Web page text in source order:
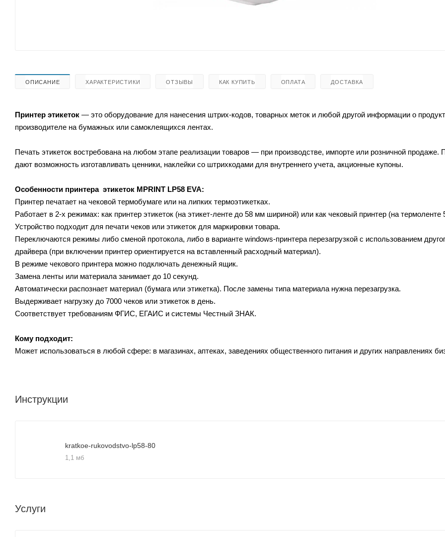
ОПИСАНИЕ ХАРАКТЕРИСТИКИ ОТЗЫВЫ КАК КУПИТЬ ОПЛАТА ДОСТАВКА
Принтер этикеток — это оборудование для нанесения штрих-кодов, товарных меток и любой другой информации о
производителе на бумажных или самоклеящихся лентах.
Печать этикеток востребована на любом этапе реализации товаров — при производстве, импорте или розничной продаже.
дают возможность изготавливать ценники, наклейки со штрихкодами для внутреннего учета, акционные купоны.
Особенности принтера этикеток MPRINT LP58 EVA:
Принтер печатает на чековой термобумаге или на липких термоэтикетках.
Работает в 2-х режимах: как принтер этикеток (на этикет-ленте до 58 мм шириной) или как чековый принтер (на термоленте
Устройство подходит для печати чеков или этикеток для маркировки товара.
Переключаются режимы либо сменой протокола, либо в варианте windows-принтера перезагрузкой с использованием
драйвера (при включении принтер ориентируется на вставленный расходный материал).
В режиме чекового принтера можно подключать денежный ящик.
Замена ленты или материала занимает до 10 секунд.
Автоматически распознает материал (бумага или этикетка). После замены типа материала нужна перезагрузка.
Выдерживает нагрузку до 7000 чеков или этикеток в день.
Соответствует требованиям ФГИС, ЕГАИС и системы Честный ЗНАК.
Кому подходит:
Может использоваться в любой сфере: в магазинах, аптеках, заведениях общественного питания и других направлениях
Инструкции
kratkoe-rukovodstvo-lp58-80
1,1 мб
Услуги